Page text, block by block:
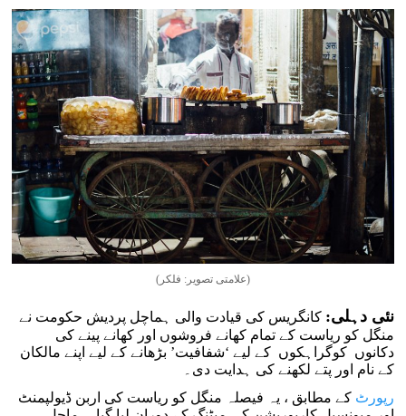
(علامتی تصویر: فلکر)
نئی دہلی: کانگریس کی قیادت والی ہماچل پردیش حکومت نے
منگل کو ریاست کے تمام کھانے فروشوں اور کھانے پینے کی
دکانوں کوگراہکوں کے لیے ‘شفافیت’ بڑھانے کے لیے اپنے مالکان
کے نام اور پتے لکھنے کی ہدایت دی۔
رپورٹ کے مطابق ، یہ فیصلہ منگل کو ریاست کی اربن ڈیولپمنٹ